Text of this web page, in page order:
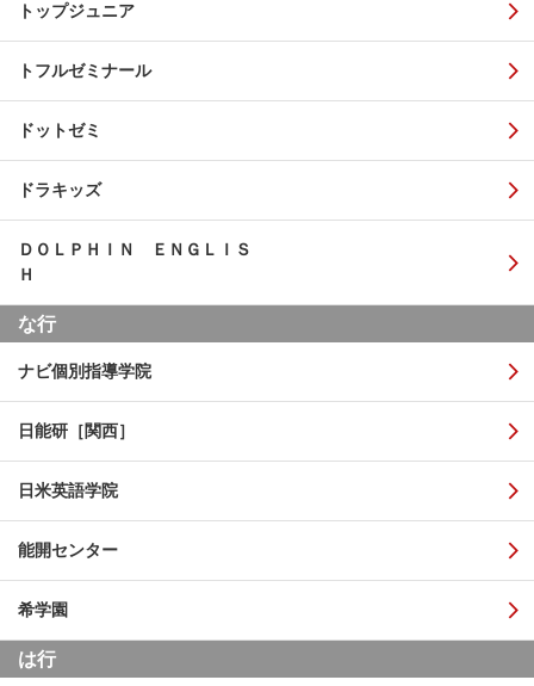
トップジュニア
トフルゼミナール
ドットゼミ
ドラキッズ
ＤＯＬＰＨＩＮ ＥＮＧＬＩＳ
Ｈ
な行
ナビ個別指導学院
日能研［関西］
日米英語学院
能開センター
希学園
は行